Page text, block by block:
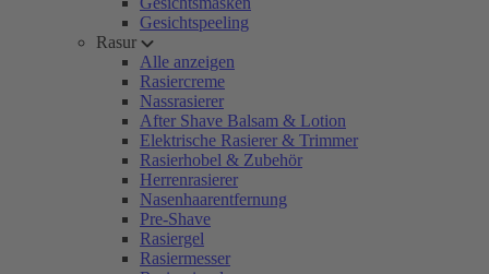
Gesichtspeeling
Rasur
Alle anzeigen
Rasiercreme
Nassrasierer
After Shave Balsam & Lotion
Elektrische Rasierer & Trimmer
Rasierhobel & Zubehör
Herrenrasierer
Nasenhaarentfernung
Pre-Shave
Rasiergel
Rasiermesser